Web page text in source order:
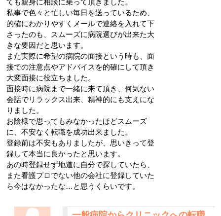
私事で色々と忙しい毎日を送っているため、
的確にわかりやすくメールで連絡を入れて下
さったのも、スムーズに病院選びが出来た大
きな要因だと思います。
また実際に希望の病院の面接という時も、面
接での注意点やアドバイスを的確にして頂き
大変面接に役立ちました。
面接時に病院まで一緒に来て頂き、何気ない
会話でリラックス出来、精神的にも支えにな
りました。
お陰様で思ってもみなかったほどスムーズ
に、不安なく転職を成功出来ました。
登録前は不安もありましたが、思いきって登
録して本当に良かったと思います。
あの時登録せず地道に自分で探していたら、
また看護プロでない他の会社に登録していた
ら今はなかったな…と思うくらいです。